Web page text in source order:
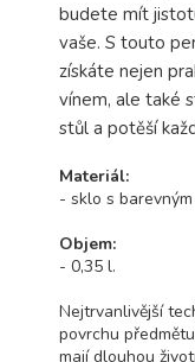
budete mít
vaše. S touto
získáte nejen
vínem, ale také
stůl a potěší
Materiál:
- sklo s
Objem:
- 0,35 l.
Nejtrvanlivější
povrchu
mají dlouhou